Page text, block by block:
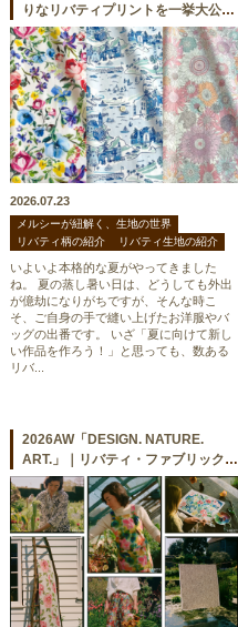
りなリバティプリントを一挙大公
開！
2026.07.23
メルシーが紐解く、生地の世界
リバティ柄の紹介
リバティ生地の紹介
いよいよ本格的な夏がやってきました
ね。 夏の蒸し暑い日は、どうしても外出
が億劫になりがちですが、そんな時こ
そ、ご自身の手で縫い上げたお洋服やバ
ッグの出番です。 いざ「夏に向けて新し
い作品を作ろう！」と思っても、数ある
リバ...
2026AW「DESIGN. NATURE.
ART.」｜リバティ・ファブリックス
の真髄に迫るコレクション